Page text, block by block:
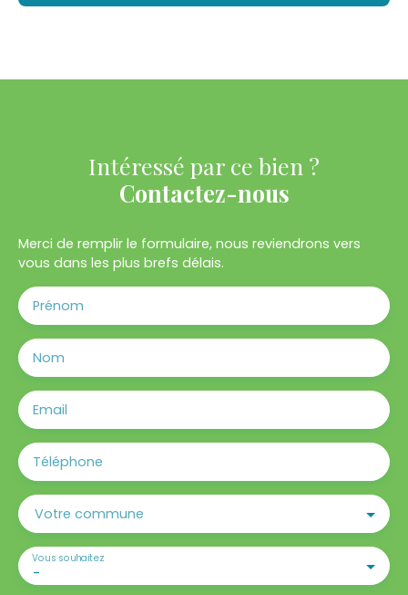
Intéressé par ce bien ?
Contactez-nous
Merci de remplir le formulaire, nous reviendrons vers
vous dans les plus brefs délais.
Prénom
Nom
Email
Téléphone
Votre commune
-
Vous souhaitez